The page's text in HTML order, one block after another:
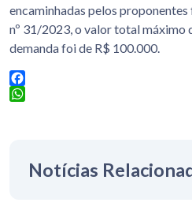
encaminhadas pelos
nº 31/2023, o valor total máximo
demanda foi de R$ 100.000.
Facebook
Notícias